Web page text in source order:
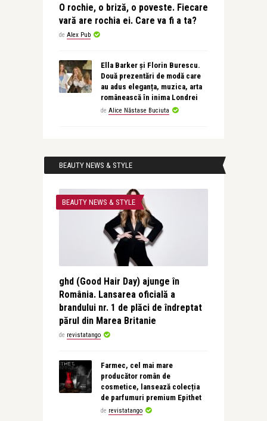
O rochie, o briză, o poveste. Fiecare
vară are rochia ei. Care va fi a ta?
de Alex Pub
Ella Barker și Florin Burescu.
Două prezentări de modă care
au adus eleganța, muzica, arta
românească în inima Londrei
de Alice Năstase Buciuta
BEAUTY NEWS & STYLE
BEAUTY NEWS & STYLE
ghd (Good Hair Day) ajunge în
România. Lansarea oficială a
brandului nr. 1 de plăci de îndreptat
părul din Marea Britanie
de revistatango
Farmec, cel mai mare
producător român de
cosmetice, lansează colecția
de parfumuri premium Epithet
de revistatango